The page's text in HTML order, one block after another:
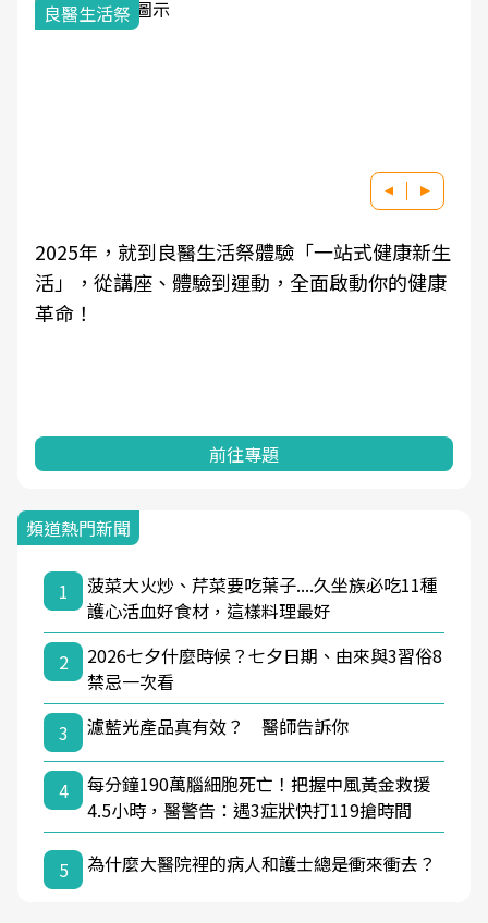
我與健康韌性的距離
良醫健康網從「換季的身體變化」出發，透過醫
學觀點與日常感受的對話，建立對亞健康的認
知，進而引導實際的改善行動。
前往專題
頻道熱門新聞
1
菠菜大火炒、芹菜要吃葉子....久坐族必吃11種
護心活血好食材，這樣料理最好
2
2026七夕什麼時候？七夕日期、由來與3習俗8
禁忌一次看
3
濾藍光產品真有效？ 醫師告訴你
4
每分鐘190萬腦細胞死亡！把握中風黃金救援
4.5小時，醫警告：遇3症狀快打119搶時間
5 為什麼大醫院裡的病人和護士總是衝來衝去？